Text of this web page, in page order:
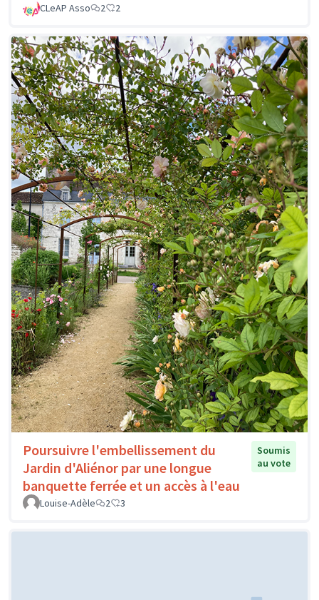
CLeAP Asso 2 2
Poursuivre l'embellissement du
Jardin d'Aliénor par une longue
banquette ferrée et un accès à l'eau
Soumis
au vote
Louise-Adèle 2 3